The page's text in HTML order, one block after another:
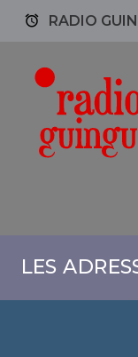
access_alarm RADIO
LES